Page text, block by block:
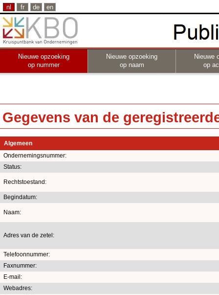
nl fr de en
Nieuwe opzoeking
op nummer
Nieuwe opzoeking
op naam
Nieuwe
op
Gegevens van de
Algemeen
Ondernemingsnummer:
Status:
Rechtstoestand:
Begindatum:
Naam:
Adres van de zetel:
Telefoonnummer:
Faxnummer:
E-mail:
Webadres: